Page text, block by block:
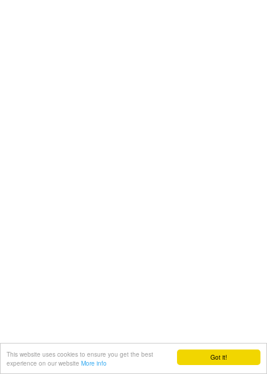
Got it!
This website uses cookies to ensure you get the best
experience on our website More info